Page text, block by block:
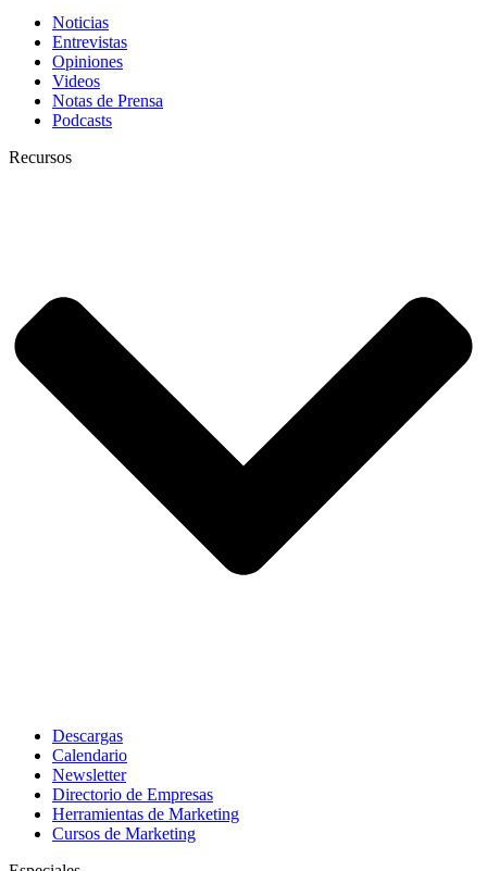
Noticias
Entrevistas
Opiniones
Videos
Notas de Prensa
Podcasts
Recursos
Descargas
Calendario
Newsletter
Directorio de Empresas
Herramientas de Marketing
Cursos de Marketing